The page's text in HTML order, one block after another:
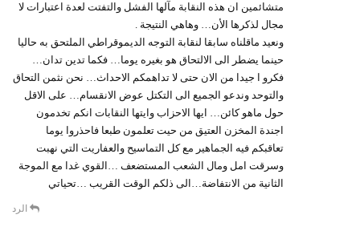
متشائمين ان هذه النقابة مآلها الفشل والتفتت لعدة اعتبارات لا
مجال لذكرها الأن… وهاهي النتيجة .
ونعيد ماقلناه سابقا لنقابة التوجه الديموقراطي الملتحق به حاليا
حينما يضطر الى الالتحاق هو بغيره يوما… فكما تدين تدان…
فكرو ا جيدا من الان حتى لا تداهمكم الاحداث… نحن نثمن التحاق
والتوحد وندعو الجميع الى التكتل عوض الانقسام… على الاقل
حول ماهو كائن… ايها الاحزاب وايتها النقابات انكم تخدمون
اجندة المخزن العتيق من حيت تعلمون طبعا فاحذروا يوما
تعاقبكم فيه الجماهير مع كل التماسيح والعفاريت التي نهبت
وسرقت امل ومال الشعب المستضعف …القوي غدا مع الموجة
الثانية من الانتفاضة…الى ذلكم الوقت القريب …تحياتي
الرد